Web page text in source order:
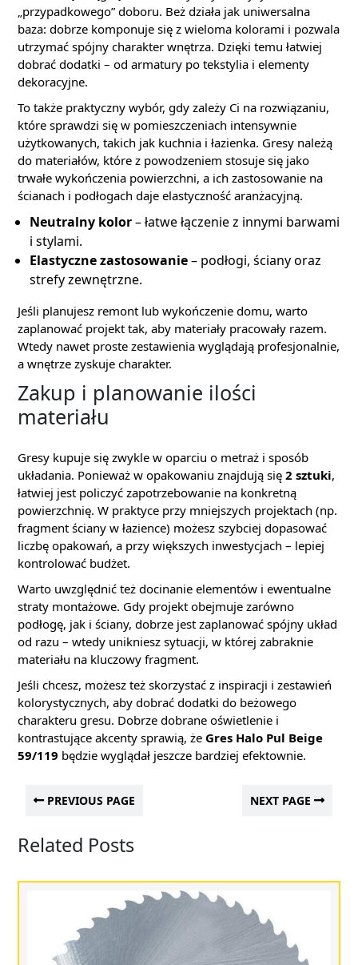
„przypadkowego” doboru. Beż działa jak uniwersalna
baza: dobrze komponuje się z wieloma kolorami i pozwala
utrzymać spójny charakter wnętrza. Dzięki temu łatwiej
dobrać dodatki – od armatury po tekstylia i elementy
dekoracyjne.
To także praktyczny wybór, gdy zależy Ci na rozwiązaniu,
które sprawdzi się w pomieszczeniach intensywnie
użytkowanych, takich jak kuchnia i łazienka. Gresy należą
do materiałów, które z powodzeniem stosuje się jako
trwałe wykończenia powierzchni, a ich zastosowanie na
ścianach i podłogach daje elastyczność aranżacyjną.
Neutralny kolor– łatwe łączenie z innymi barwami
i stylami.
Elastyczne zastosowanie– podłogi, ściany oraz
strefy zewnętrzne.
Jeśli planujesz remont lub wykończenie domu, warto
zaplanować projekt tak, aby materiały pracowały razem.
Wtedy nawet proste zestawienia wyglądają profesjonalnie,
a wnętrze zyskuje charakter.
Zakup i planowanie ilości
materiału
Gresy kupuje się zwykle w oparciu o metraż i sposób
układania. Ponieważ w opakowaniu znajdują się 2 sztuki,
łatwiej jest policzyć zapotrzebowanie na konkretną
powierzchnię. W praktyce przy mniejszych projektach (np.
fragment ściany w łazience) możesz szybciej dopasować
liczbę opakowań, a przy większych inwestycjach – lepiej
kontrolować budżet.
Warto uwzględnić też docinanie elementów i ewentualne
straty montażowe. Gdy projekt obejmuje zarówno
podłogę, jak i ściany, dobrze jest zaplanować spójny układ
od razu – wtedy unikniesz sytuacji, w której zabraknie
materiału na kluczowy fragment.
Jeśli chcesz, możesz też skorzystać z inspiracji i zestawień
kolorystycznych, aby dobrać dodatki do beżowego
charakteru gresu. Dobrze dobrane oświetlenie i
kontrastujące akcenty sprawią, że Gres Halo Pul Beige
59/119 będzie wyglądał jeszcze bardziej efektownie.
PREVIOUS PAGE NEXT PAGE
Related Posts